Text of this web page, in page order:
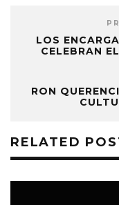
LOS
CELEBRAN
RON
RELATED